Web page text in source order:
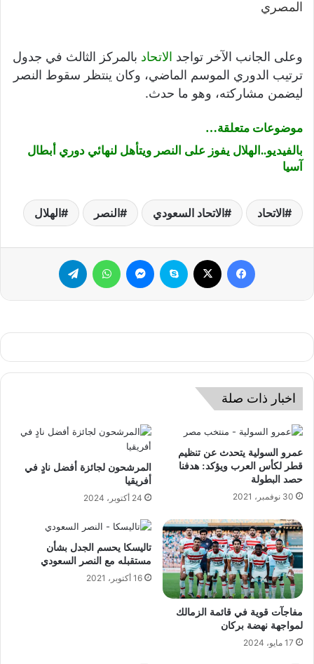
وعلى الجانب الآخر تواجد الاتحاد بالمركز الثالث في جدول
ترتيب الدوري الموسم الماضي، وكان ينتظر سقوط النصر
ليضمن مشاركته، وهو ما حدث.
موضوعات متعلقة…
بالفيديو..الهلال يفوز على النصر ويتأهل لنهائي دوري أبطال
آسيا
الاتحاد الاتحاد السعودي النصر الهلال
فيسبوك سكايب ماسنجر واتساب
اخبار ذات صلة
عمرو السولية يتحدث عن تنظيم
قطر لكأس العرب ويؤكد: هدفنا
حصد البطولة
30 نوفمبر، 2021
المرشحون لجائزة أفضل نادٍ في
أفريقيا
24 أكتوبر، 2024
مفاجآت قوية في قائمة الزمالك
لمواجهة نهضة بركان
17 مايو، 2024
تاليسكا يحسم الجدل بشأن
مستقبله مع النصر السعودي
16 أكتوبر، 2021